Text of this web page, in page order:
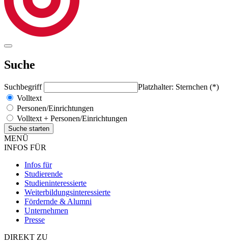
Suche
Suchbegriff
Platzhalter: Sternchen (*)
Volltext
Personen/Einrichtungen
Volltext + Personen/Einrichtungen
MENÜ
INFOS FÜR
Infos für
Studierende
Studieninteressierte
Weiterbildungsinteressierte
Fördernde & Alumni
Unternehmen
Presse
DIREKT ZU